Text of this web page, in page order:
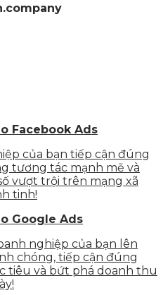
Facebook Ads
của bạn tiếp cận đúng
tương tác mạnh mẽ và
vượt trội trên mạng xã
tinh!
Google Ads
nghiệp của bạn lên
chóng, tiếp cận đúng
tiêu và bứt phá doanh thu